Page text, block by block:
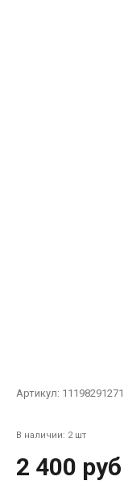
Артикул:
В наличии: 2 шт
2 400 руб